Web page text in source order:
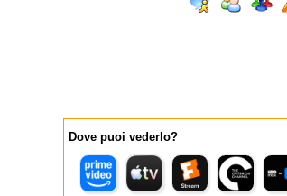
Dove puoi vederlo?